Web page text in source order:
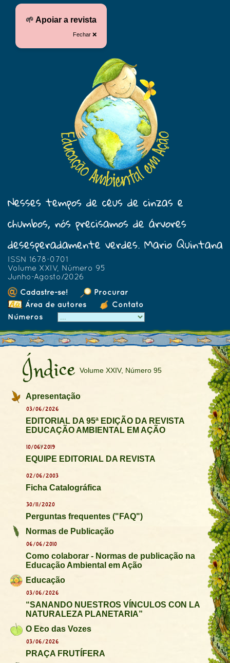
🌱 Apoiar a revista
Fechar ❌
Nesses tempos de céus de cinzas e
chumbos, nós precisamos de árvores
desesperadamente verdes. Mario Quintana
ISSN 1678-0701
Volume XXIV, Número 95
Junho-Agosto/2026
Cadastre-se!
Procurar
Área de autores
Contato
Números
Índice Volume XXIV, Número 95
Apresentação
03/06/2026
EDITORIAL DA 95ª EDIÇÃO DA REVISTA
EDUCAÇÃO AMBIENTAL EM AÇÃO
10/06/2019
EQUIPE EDITORIAL DA REVISTA
02/06/2003
Ficha Catalográfica
30/11/2020
Perguntas frequentes ("FAQ")
Normas de Publicação
06/06/2010
Como colaborar - Normas de publicação na
Educação Ambiental em Ação
Educação
03/06/2026
“SANANDO NUESTROS VÍNCULOS CON LA
NATURALEZA PLANETARIA”
O Eco das Vozes
03/06/2026
PRAÇA FRUTÍFERA